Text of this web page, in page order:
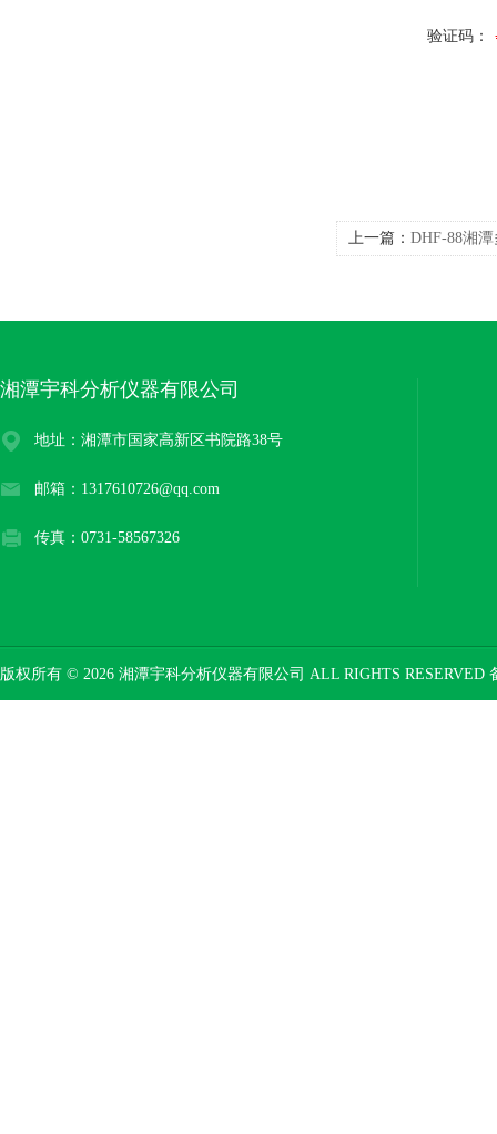
验证码：
上一篇： DHF-88湘
湘潭宇科分析仪器有限公司
地址：湘潭市国家高新区书院路38号
邮箱：1317610726@qq.com
传真：0731-58567326
版权所有 © 2026 湘潭宇科分析仪器有限公司 ALL RIGHTS RESERVED